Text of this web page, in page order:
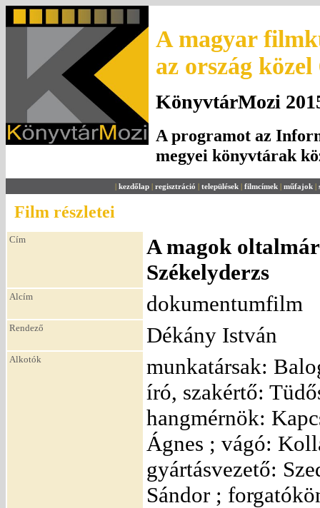
A magyar
az ország
KönyvtárMozi
A programot az
megyei könyvtárak
| kezdőlap | regisztráció | települések | filmcímek | műfajok |
Film részletei
Cím
A magok
Székelyderzs
Alcím dokumentumfilm
Rendező Dékány István
Alkotók
munkatársak:
író, szakértő:
hangmérnök:
Ágnes ; vágó:
gyártásvezető:
Sándor ;